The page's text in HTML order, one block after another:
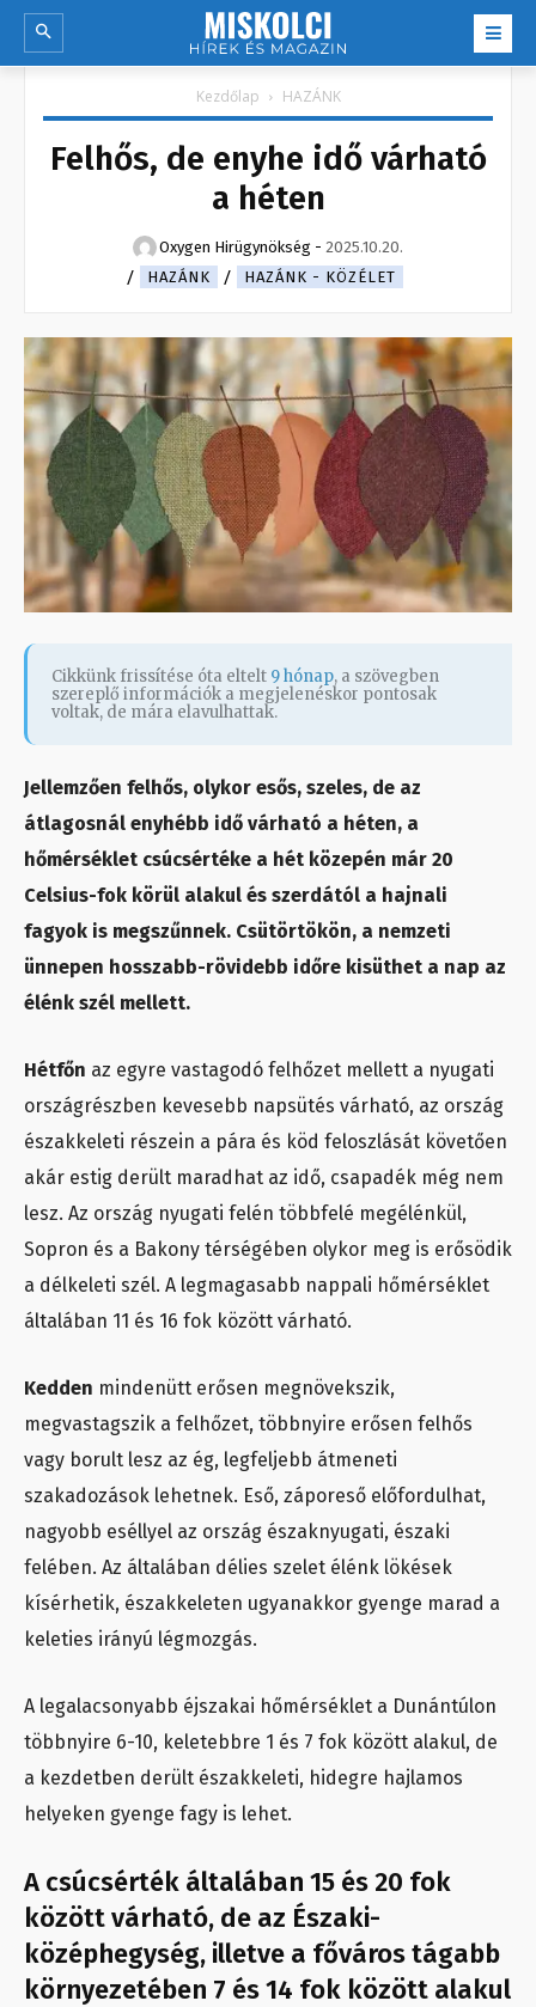
Kezdőlap HAZÁNK
Felhős, de enyhe idő várható
a héten
Oxygen Hirügynökség - 2025.10.20.
HAZÁNK
HAZÁNK - KÖZÉLET
Cikkünk frissítése óta eltelt 9 hónap, a szövegben
szereplő információk a megjelenéskor pontosak
voltak, de mára elavulhattak.
Jellemzően felhős, olykor esős, szeles, de az
átlagosnál enyhébb idő várható a héten, a
hőmérséklet csúcsértéke a hét közepén már 20
Celsius-fok körül alakul és szerdától a hajnali
fagyok is megszűnnek. Csütörtökön, a nemzeti
ünnepen hosszabb-rövidebb időre kisüthet a nap az
élénk szél mellett.
Hétfőn az egyre vastagodó felhőzet mellett a nyugati
országrészben kevesebb napsütés várható, az ország
északkeleti részein a pára és köd feloszlását követően
akár estig derült maradhat az idő, csapadék még nem
lesz. Az ország nyugati felén többfelé megélénkül,
Sopron és a Bakony térségében olykor meg is erősödik
a délkeleti szél. A legmagasabb nappali hőmérséklet
általában 11 és 16 fok között várható.
Kedden mindenütt erősen megnövekszik,
megvastagszik a felhőzet, többnyire erősen felhős
vagy borult lesz az ég, legfeljebb átmeneti
szakadozások lehetnek. Eső, záporeső előfordulhat,
nagyobb eséllyel az ország északnyugati, északi
felében. Az általában délies szelet élénk lökések
kísérhetik, északkeleten ugyanakkor gyenge marad a
keleties irányú légmozgás.
A legalacsonyabb éjszakai hőmérséklet a Dunántúlon
többnyire 6-10, keletebbre 1 és 7 fok között alakul, de
a kezdetben derült északkeleti, hidegre hajlamos
helyeken gyenge fagy is lehet.
A csúcsérték általában 15 és 20 fok
között várható, de az Északi-
középhegység, illetve a főváros tágabb
környezetében 7 és 14 fok között alakul